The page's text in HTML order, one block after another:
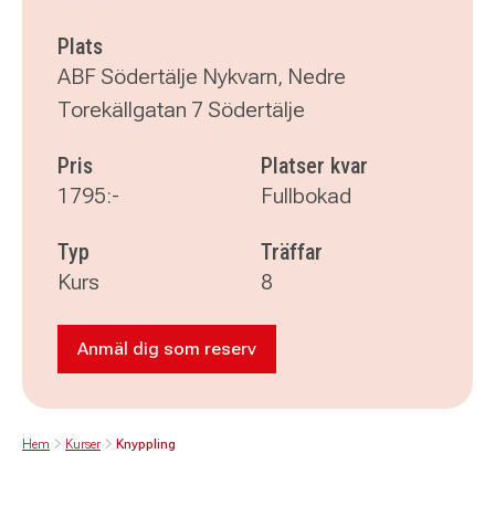
Plats
ABF Södertälje Nykvarn, Nedre
Torekällgatan 7 Södertälje
Pris
1795:-
Platser kvar
Fullbokad
Typ
Kurs
Träffar
8
Anmäl dig som reserv till Knyppling
Anmäl dig som reserv
Hem Kurser Knyppling